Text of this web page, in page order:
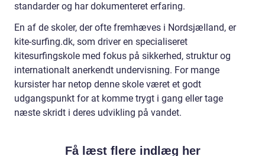
standarder og har dokumenteret erfaring.
En af de skoler, der ofte fremhæves i Nordsjælland, er
kite-surfing.dk, som driver en specialiseret
kitesurfingskole med fokus på sikkerhed, struktur og
internationalt anerkendt undervisning. For mange
kursister har netop denne skole været et godt
udgangspunkt for at komme trygt i gang eller tage
næste skridt i deres udvikling på vandet.
Få læst flere indlæg her